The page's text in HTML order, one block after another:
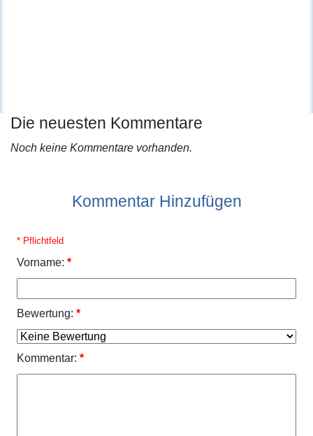
Die neuesten Kommentare
Noch keine Kommentare vorhanden.
Kommentar Hinzufügen
* Pflichtfeld
Vorname: *
Bewertung: *
Kommentar: *